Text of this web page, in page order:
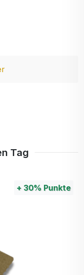
Tag
+ 30% Punkte